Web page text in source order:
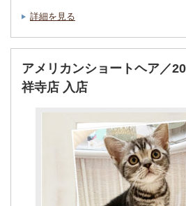
詳細を見る
アメリカンショートヘア／
祥寺店 入店